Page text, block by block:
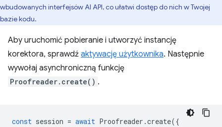
wbudowanych interfejsów AI API, co ułatwi dostęp do nich w Twojej
bazie kodu.
Aby uruchomić pobieranie i utworzyć instancję
korektora, sprawdź aktywację użytkownika. Następnie
wywołaj asynchroniczną funkcję
Proofreader.create() .
const session = await Proofreader .create({